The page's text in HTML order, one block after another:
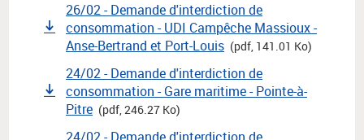
26/02 - Demande d'interdiction de
consommation - UDI Campêche Massioux -
Anse-Bertrand et Port-Louis (pdf, 141.01 Ko)
24/02 - Demande d'interdiction de
consommation - Gare maritime - Pointe-à-
Pitre (pdf, 246.27 Ko)